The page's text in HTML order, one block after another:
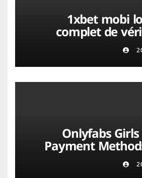
1xbet mobi login : guide
complet de
compte et
Onlyfabs
Payment
Secure &